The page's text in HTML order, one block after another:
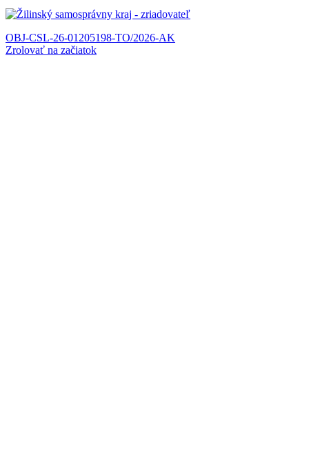
OBJ-CSL-26-01205198-TO/2026-AK
Zrolovať na začiatok